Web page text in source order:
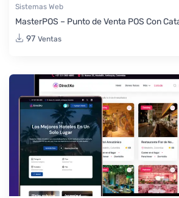
Sistemas Web
MasterPOS – Punto de Venta POS Con
97 Ventas